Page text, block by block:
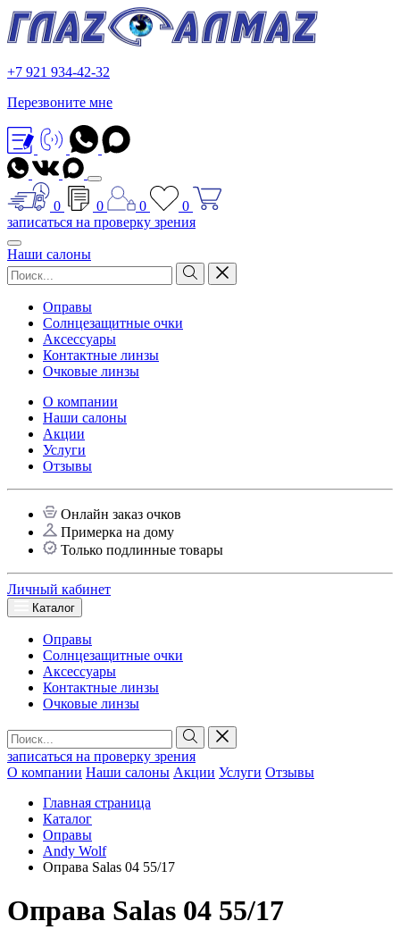
+7 921 934-42-32
Перезвоните мне
0 0 0
0
записаться на проверку зрения
Наши салоны
Оправы
Солнцезащитные очки
Аксессуары
Контактные линзы
Очковые линзы
О компании
Наши салоны
Акции
Услуги
Отзывы
Онлайн заказ очков
Примерка на дому
Только подлинные товары
Личный кабинет
Каталог
Оправы
Солнцезащитные очки
Аксессуары
Контактные линзы
Очковые линзы
записаться на проверку зрения
О компании Наши салоны Акции Услуги Отзывы
Главная страница
Каталог
Оправы
Andy Wolf
Оправа Salas 04 55/17
Оправа Salas 04 55/17